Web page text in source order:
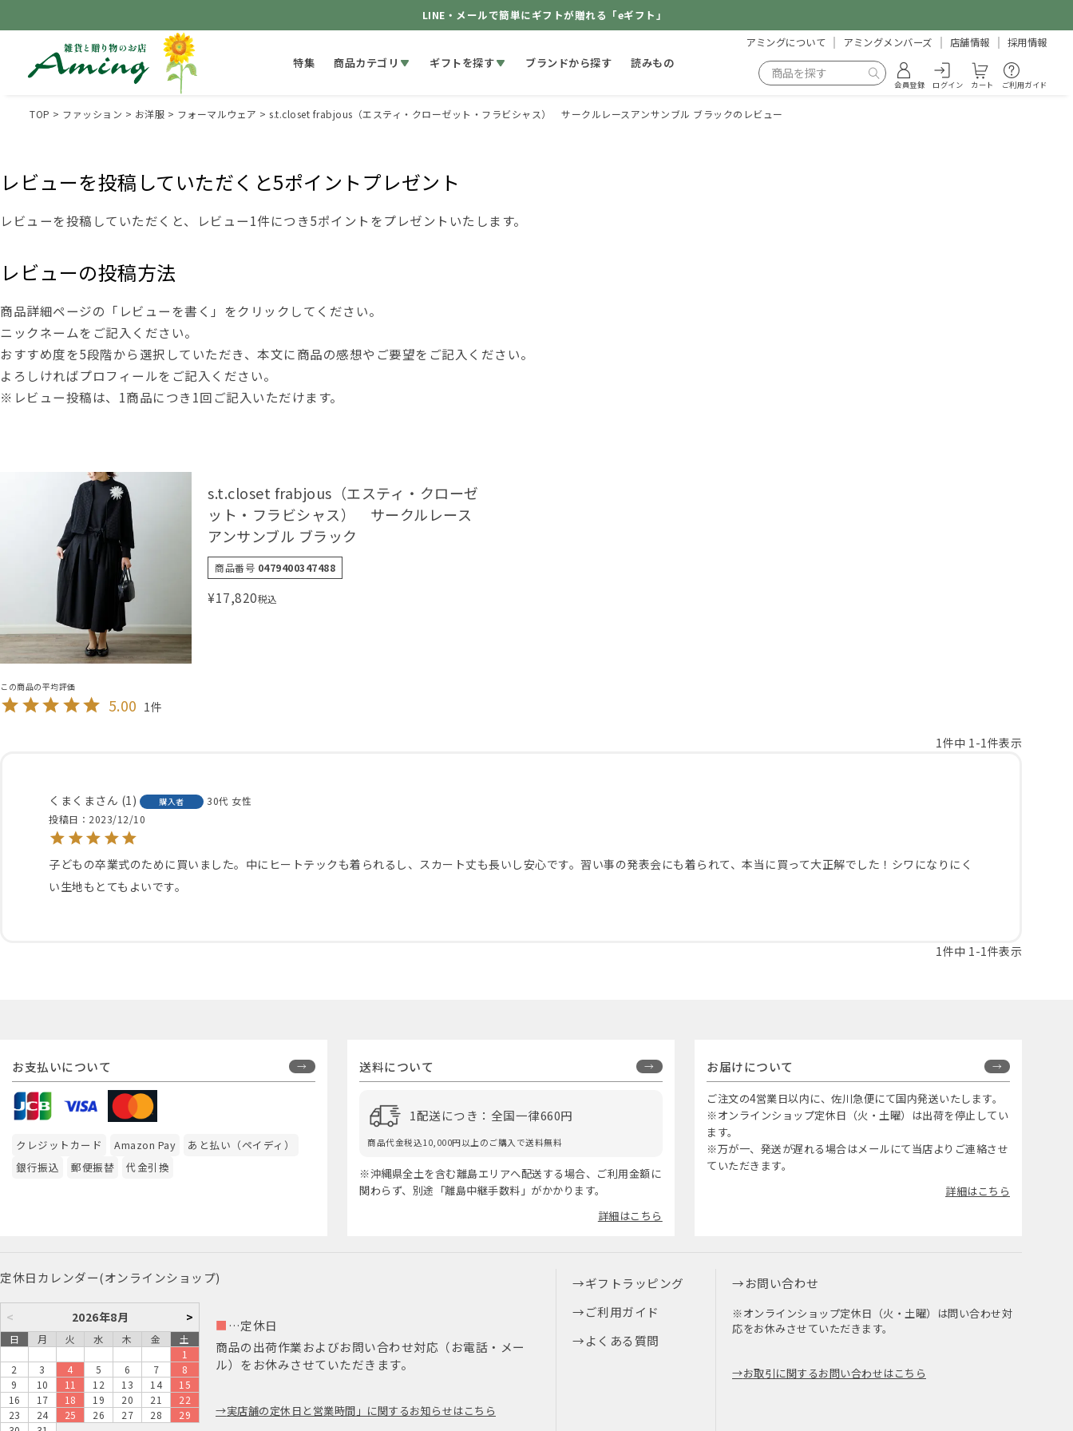
LINE・メールで簡単にギフトが贈れる「eギフト」
特集 商品カテゴリ ギフトを探す ブランドから探す 読みもの
アミングについて アミングメンバーズ 店舗情報 採用情報
会員登録 ログイン カート ご利用ガイド
TOP ファッション お洋服 フォーマルウェア s.t.closet frabjous（エスティ・クローゼット・フラビシャス） サークルレースアンサンブル ブラックのレビュー
レビューを投稿していただくと5ポイントプレゼント
レビューを投稿していただくと、レビュー1件につき5ポイントをプレゼントいたします。
レビューの投稿方法
商品詳細ページの「レビューを書く」をクリックしてください。
ニックネームをご記入ください。
おすすめ度を5段階から選択していただき、本文に商品の感想やご要望をご記入ください。
よろしければプロフィールをご記入ください。
※レビュー投稿は、1商品につき1回ご記入いただけます。
s.t.closet frabjous（エスティ・クローゼ
ット・フラビシャス） サークルレース
アンサンブル ブラック
商品番号 0479400347488
¥17,820税込
5.00 1
1件中 1 -1件表示
くまくま 1 購入者 30代 女性
投稿日
2023/12/10
子どもの卒業式のために買いました。中にヒートテックも着られるし、スカート丈も長いし安心です。習い事の発表会にも着られて、本当に買って大正解でした！シワになりにく
い生地もとてもよいです。
1件中 1 -1件表示
お支払いについて
クレジットカード Amazon Pay
あと払い（ペイディ）
銀行振込
郵便振替 代金引換
送料について
1配送につき：全国一律660円
商品代金税込10,000円以上のご購入で送料無料
※沖縄県全土を含む離島エリアへ配送する場合、ご利用金額に
関わらず、別途「離島中継手数料」がかかります。
詳細はこちら
お届けについて
ご注文の4営業日以内に、佐川急便にて国内発送いたします。
※オンラインショップ定休日（火・土曜）は出荷を停止してい
ます。
※万が一、発送が遅れる場合はメールにて当店よりご連絡させ
ていただきます。
詳細はこちら
定休日カレンダー(オンラインショップ)
< 2026年8月 >
日 月 火 水 木 金
土
1
2
3 4 5 6 7
8
9
10 11 12 13 14
15
16
17 18 19 20 21
22
23
24 25 26 27 28
29
■ …定休日
商品の出荷作業およびお問い合わせ対応（お電話・メー
ル）をお休みさせていただきます。
実店舗の定休日と営業時間」に関するお知らせはこちら
ギフトラッピング
ご利用ガイド
よくある質問
お問い合わせ
※オンラインショップ定休日（火・土曜）は問い合わせ対
応をお休みさせていただきます。
お取引に関するお問い合わせはこちら